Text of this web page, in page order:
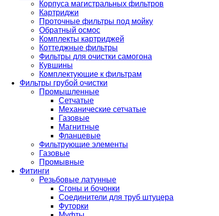
Корпуса магистральных фильтров
Картриджи
Проточные фильтры под мойку
Обратный осмос
Комплекты картриджей
Коттеджные фильтры
Фильтры для очистки самогона
Кувшины
Комплектующие к фильтрам
Фильтры грубой очистки
Промышленные
Сетчатые
Механические сетчатые
Газовые
Магнитные
Фланцевые
Фильтрующие элементы
Газовые
Промывные
Фитинги
Резьбовые латунные
Сгоны и бочонки
Соединители для труб штуцера
Футорки